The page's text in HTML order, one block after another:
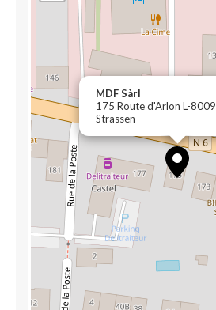
MDF Sàrl
175 Route d'Arlon L-8009
Strassen